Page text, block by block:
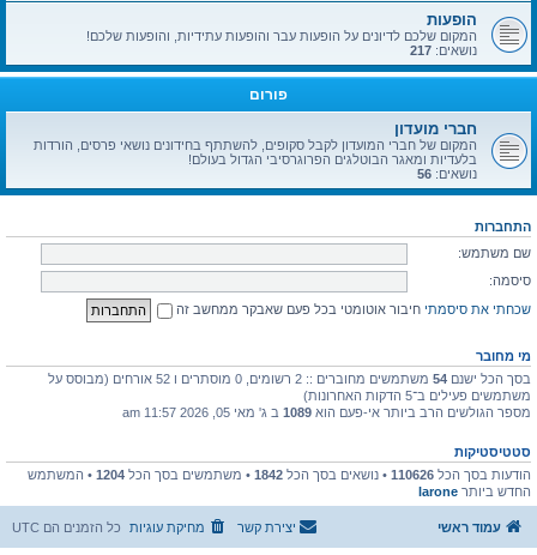
הופעות
המקום שלכם לדיונים על הופעות עבר והופעות עתידיות, והופעות שלכם!
נושאים: 217
פורום
חברי מועדון
המקום של חברי המועדון לקבל סקופים, להשתתף בחידונים נושאי פרסים, הורדות
בלעדיות ומאגר הבוטלגים הפרוגרסיבי הגדול בעולם!
נושאים: 56
התחברות
שם משתמש:
סיסמה:
שכחתי את סיסמתי חיבור אוטומטי בכל פעם שאבקר ממחשב זה
מי מחובר
בסך הכל ישנם 54
משתמשים מחוברים :: 2 רשומים, 0 מוסתרים ו 52 אורחים (מבוסס על
משתמשים פעילים ב־5 הדקות האחרונות)
מספר הגולשים הרב ביותר אי-פעם הוא 1089 ב ג' מאי 05, 2026 11:57 am
סטטיסטיקות
הודעות בסך הכל 110626 • נושאים בסך הכל 1842 • משתמשים בסך הכל 1204 • המשתמש
החדש ביותר larone
עמוד ראשי כל הזמנים הם UTC מחיקת עוגיות יצירת קשר